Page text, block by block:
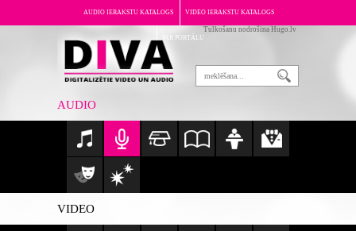
AUDIO IERAKSTU KATALOGS VIDEO IERAKSTU KATALOGS
PAR PORTĀLU
Tulkošanu nodrošina Hugo.lv
AUDIO
VIDEO